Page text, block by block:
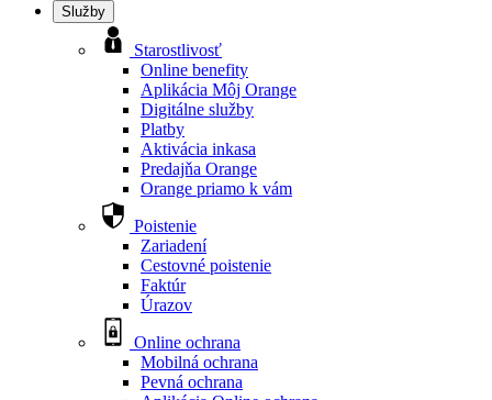
Služby
Starostlivosť
Online benefity
Aplikácia Môj Orange
Digitálne služby
Platby
Aktivácia inkasa
Predajňa Orange
Orange priamo k vám
Poistenie
Zariadení
Cestovné poistenie
Faktúr
Úrazov
Online ochrana
Mobilná ochrana
Pevná ochrana